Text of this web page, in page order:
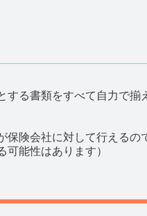
る書類をすべて自力で揃
険会社に対して行えるの
能性はあります）